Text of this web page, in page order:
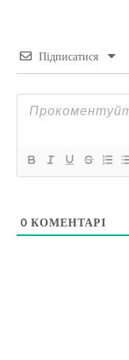
Підписатися
0 КОМЕНТАРІ